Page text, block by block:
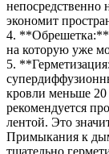
непосредственно
экономит
4. **Обрешетка:**
на которую уже
5.
кровли меньше 20
рекомендуется
лентой. Это
Примыкания к
тщательно